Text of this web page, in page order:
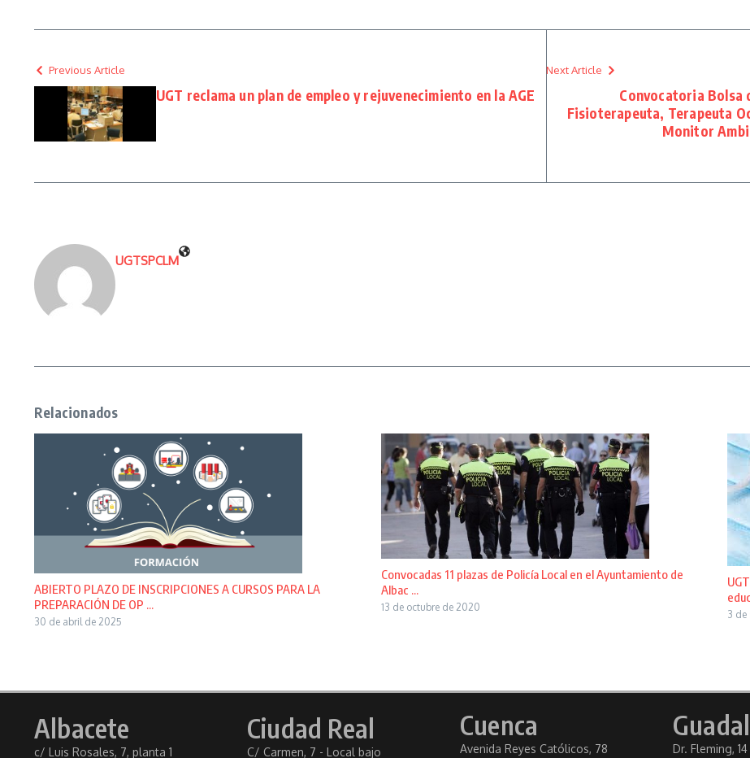
Previous Article
UGT reclama un plan de empleo y rejuvenecimiento en la AGE
Next Article
Convocatoria Bolsa
Fisioterapeuta, Terapeuta
Monitor
UGTSPCLM
Relacionados
ABIERTO PLAZO DE INSCRIPCIONES A CURSOS PARA LA
PREPARACIÓN DE OP ...
30 de abril de 2025
Convocadas 11 plazas de Policía Local en el Ayuntamiento de
Albac ...
13 de octubre de 2020
3 de
Albacete
c/ Luis Rosales, 7, planta 1
Ciudad Real
C/ Carmen, 7 - Local bajo
Cuenca
Avenida Reyes Católicos, 78 Dr. Fleming, 14